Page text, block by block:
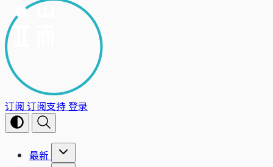
订阅 订阅支持登录
最新